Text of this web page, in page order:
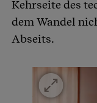
Kehrseite des
dem Wandel
Abseits.